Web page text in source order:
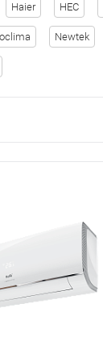
Haier HEC
Newtek